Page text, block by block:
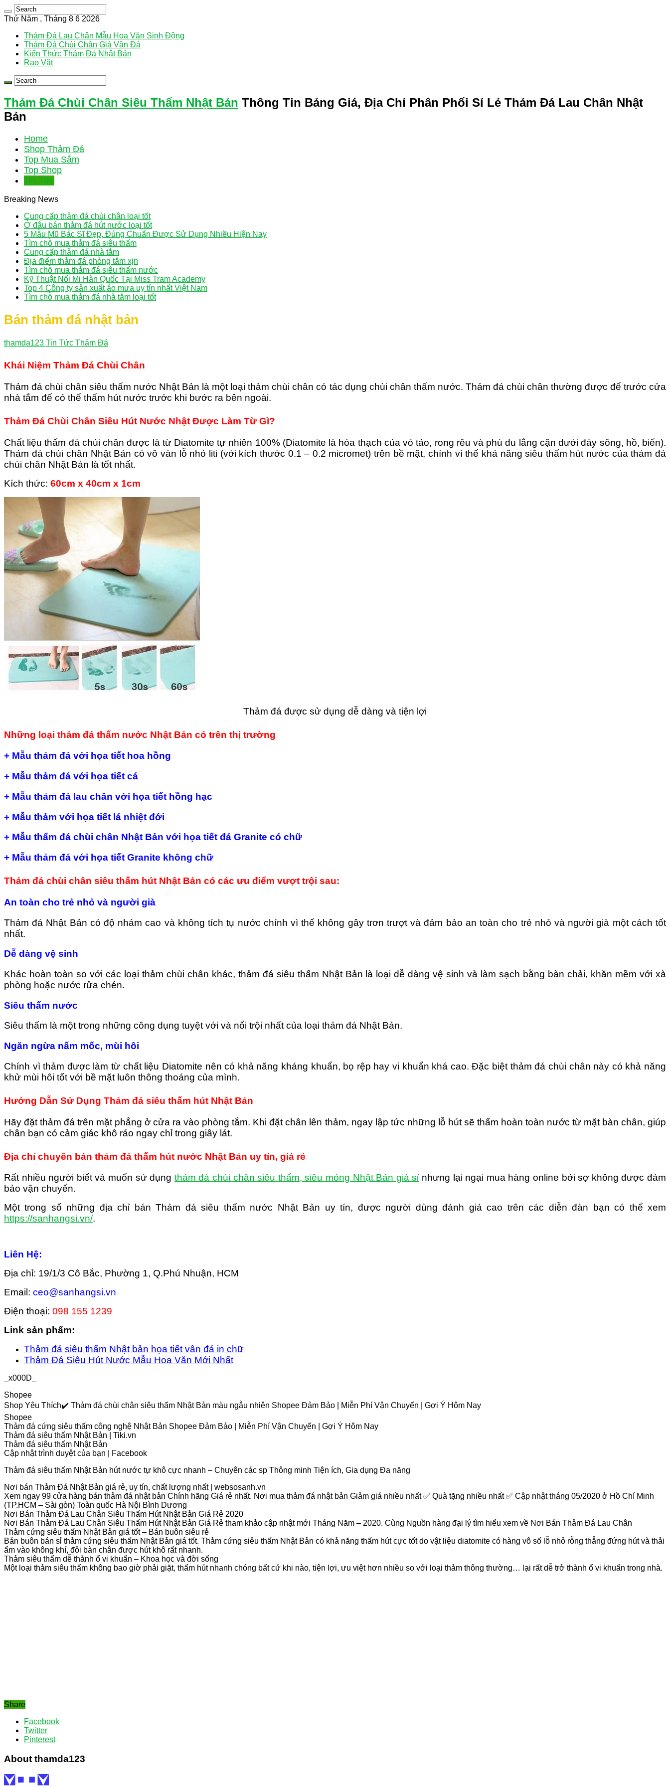
Thứ Năm , Tháng 8 6 2026
Thảm Đá Lau Chân Mẫu Hoa Văn Sinh Động
Thảm Đá Chùi Chân Giả Vân Đá
Kiến Thức Thảm Đá Nhật Bản
Rao Vặt
Thảm Đá Chùi Chân Siêu Thấm Nhật Bản Thông Tin Bảng Giá, Địa Chỉ Phân Phối Sỉ Lẻ Thảm Đá Lau Chân Nhật
Bản
Home
Shop Thảm Đá
Top Mua Sắm
Top Shop
Tin Tức
Breaking News
Cung cấp thảm đá chùi chân loại tốt
Ở đâu bán thảm đá hút nước loại tốt
5 Mẫu Mũ Bác Sĩ Đẹp, Đúng Chuẩn Được Sử Dụng Nhiều Hiện Nay
Tìm chỗ mua thảm đá siêu thấm
Cung cấp thảm đá nhà tắm
Địa điểm thảm đá phòng tắm xịn
Tìm chỗ mua thảm đá siêu thấm nước
Kỹ Thuật Nối Mi Hàn Quốc Tại Miss Tram Academy
Top 4 Công ty sản xuất áo mưa uy tín nhất Việt Nam
Tìm chỗ mua thảm đá nhà tắm loại tốt
Bán thảm đá nhật bản
thamda123 Tin Tức Thảm Đá
Khái Niệm Thảm Đá Chùi Chân
Thảm đá chùi chân siêu thấm nước Nhật Bản là một loại thảm chùi chân có tác dụng chùi chân thấm nước. Thảm đá chùi chân thường được để trước cửa
nhà tắm để có thể thấm hút nước trước khi bước ra bên ngoài.
Thảm Đá Chùi Chân Siêu Hút Nước Nhật Được Làm Từ Gì?
Chất liệu thẩm đá chùi chân được là từ Diatomite tự nhiên 100% (Diatomite là hóa thạch của vỏ tảo, rong rêu và phù du lắng cặn dưới đáy sông, hồ, biển).
Thảm đá chùi chân Nhật Bản có vô vàn lỗ nhỏ liti (với kích thước 0.1 – 0.2 micromet) trên bề mặt, chính vì thế khả năng siêu thấm hút nước của thảm đá
chùi chân Nhật Bản là tốt nhất.
Kích thức: 60cm x 40cm x 1cm
Thảm đá được sử dụng dễ dàng và tiện lợi
Những loại thảm đá thấm nước Nhật Bản có trên thị trường
+ Mẫu thảm đá với họa tiết hoa hồng
+ Mẫu thảm đá với họa tiết cá
+ Mẫu thảm đá lau chân với họa tiết hồng hạc
+ Mẫu thảm với họa tiết lá nhiệt đới
+ Mẫu thẩm đá chùi chân Nhật Bản với họa tiết đá Granite có chữ
+ Mẫu thảm đá với họa tiết Granite không chữ
Thảm đá chùi chân siêu thấm hút Nhật Bản có các ưu điểm vượt trội sau:
An toàn cho trẻ nhỏ và người già
Thảm đá Nhật Bản có độ nhám cao và không tích tụ nước chính vì thế không gây trơn trượt và đảm bảo an toàn cho trẻ nhỏ và người già một cách tốt
nhất.
Dễ dàng vệ sinh
Khác hoàn toàn so với các loại thảm chùi chân khác, thảm đá siêu thấm Nhật Bản là loại dễ dàng vệ sinh và làm sạch bằng bàn chải, khăn mềm với xà
phòng hoặc nước rửa chén.
Siêu thấm nước
Siêu thấm là một trong những công dụng tuyệt với và nổi trội nhất của loại thảm đá Nhật Bản.
Ngăn ngừa nấm mốc, mùi hôi
Chính vì thảm được làm từ chất liệu Diatomite nên có khả năng kháng khuẩn, bọ rệp hay vi khuẩn khá cao. Đặc biệt thảm đá chùi chân này có khả năng
khử mùi hôi tốt với bề mặt luôn thông thoáng của mình.
Hướng Dẫn Sử Dụng Thảm đá siêu thấm hút Nhật Bản
Hãy đặt thảm đá trên mặt phẳng ở cửa ra vào phòng tắm. Khi đặt chân lên thảm, ngay lập tức những lỗ hút sẽ thấm hoàn toàn nước từ mặt bàn chân, giúp
chân bạn có cảm giác khô ráo ngay chỉ trong giây lát.
Địa chỉ chuyên bán thảm đá thấm hút nước Nhật Bản uy tín, giá rẻ
Rất nhiều người biết và muốn sử dụng thảm đá chùi chân siêu thấm, siêu mỏng Nhật Bản giá sỉ nhưng lại ngại mua hàng online bởi sợ không được đảm
bảo vận chuyển.
Một trong số những địa chỉ bán Thảm đá siêu thấm nước Nhật Bản uy tín, được người dùng đánh giá cao trên các diễn đàn bạn có thể xem
https://sanhangsi.vn/.
Liên Hệ:
Địa chỉ: 19/1/3 Cô Bắc, Phường 1, Q.Phú Nhuận, HCM
Email: ceo@sanhangsi.vn
Điện thoại: 098 155 1239
Link sản phẩm:
Thảm đá siêu thấm Nhật bản họa tiết vân đá in chữ
Thảm Đá Siêu Hút Nước Mẫu Hoa Văn Mới Nhất
_x000D_
Shopee
Shop Yêu Thích✔️ Thảm đá chùi chân siêu thấm Nhật Bản màu ngẫu nhiên Shopee Đảm Bảo | Miễn Phí Vận Chuyển | Gợi Ý Hôm Nay
Shopee
Thảm đá cứng siêu thấm công nghệ Nhật Bản Shopee Đảm Bảo | Miễn Phí Vận Chuyển | Gợi Ý Hôm Nay
Thảm đá siêu thấm Nhật Bản | Tiki.vn
Thảm đá siêu thấm Nhật Bản
Cập nhật trình duyệt của bạn | Facebook
Thảm đá siêu thấm Nhật Bản hút nước tự khô cực nhanh – Chuyên các sp Thông minh Tiện ích, Gia dụng Đa năng
Nơi bán Thảm Đá Nhật Bản giá rẻ, uy tín, chất lượng nhất | websosanh.vn
Xem ngay 99 cửa hàng bán thảm đá nhật bản Chính hãng Giá rẻ nhất. Nơi mua thảm đá nhật bản Giảm giá nhiều nhất ✅ Quà tặng nhiều nhất ✅ Cập nhật tháng 05/2020 ở Hồ Chí Minh
(TP.HCM – Sài gòn) Toàn quốc Hà Nội Bình Dương
Nơi Bán Thảm Đá Lau Chân Siêu Thấm Hút Nhật Bản Giá Rẻ 2020
Nơi Bán Thảm Đá Lau Chân Siêu Thấm Hút Nhật Bản Giá Rẻ tham khảo cập nhật mới Tháng Năm – 2020. Cùng Nguồn hàng đại lý tìm hiểu xem về Nơi Bán Thảm Đá Lau Chân
Thảm cứng siêu thấm Nhật Bản giá tốt – Bán buôn siêu rẻ
Bán buôn bán sỉ thảm cứng siêu thấm Nhật Bản giá tốt. Thảm cứng siêu thấm Nhật Bản có khả năng thấm hút cực tốt do vật liệu diatomite có hàng vô số lỗ nhỏ rỗng thẳng đứng hút và thải
ẩm vào không khí, đôi bàn chân được hút khô rất nhanh.
Thảm siêu thấm dễ thành ổ vi khuẩn – Khoa học và đời sống
Một loại thảm siêu thấm không bao giờ phải giặt, thấm hút nhanh chóng bất cứ khi nào, tiện lợi, ưu việt hơn nhiều so với loại thảm thông thường… lại rất dễ trở thành ổ vi khuẩn trong nhà.
Share
Facebook
Twitter
Pinterest
About thamda123